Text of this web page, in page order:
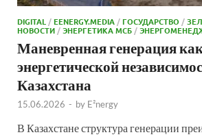
DIGITAL /EENERGY.MEDIA /ГОСУДАРСТВО /
НОВОСТИ /ЭНЕРГЕТИКА МСБ /
Маневренная генерация
энергетической
Казахстана
15.06.2026 - by E²nergy
В Казахстане структура генерации